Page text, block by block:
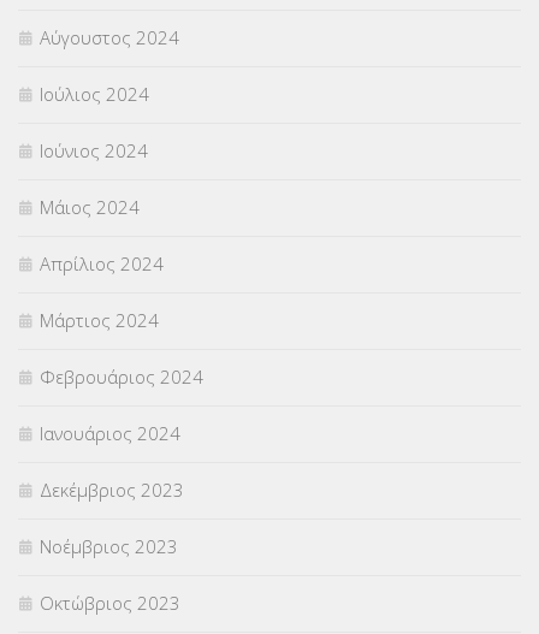
Αύγουστος 2024
Ιούλιος 2024
Ιούνιος 2024
Μάιος 2024
Απρίλιος 2024
Μάρτιος 2024
Φεβρουάριος 2024
Ιανουάριος 2024
Δεκέμβριος 2023
Νοέμβριος 2023
Οκτώβριος 2023